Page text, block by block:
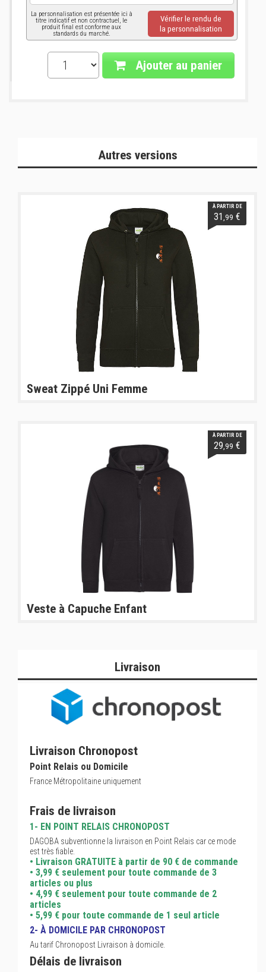
La personnalisation est présentée ici à
titre indicatif et non contractuel, le
produit final est conforme aux
standards du marché.
Vérifier le rendu de
la personnalisation
Ajouter au panier
Autres versions
À PARTIR DE
31 ,99 €
Sweat Zippé Uni Femme
À PARTIR DE
29 ,99 €
Veste à Capuche Enfant
Livraison
Livraison Chronopost
Point Relais ou Domicile
France Métropolitaine uniquement
Frais de livraison
1- EN POINT RELAIS CHRONOPOST
DAGOBA subventionne la livraison en Point Relais car ce mode
est très fiable.
• Livraison GRATUITE à partir de 90 € de commande
• 3,99 € seulement pour toute commande de 3
articles ou plus
• 4,99 € seulement pour toute commande de 2
articles
• 5,99 € pour toute commande de 1 seul article
2- À DOMICILE PAR CHRONOPOST
Au tarif Chronopost Livraison à domicile.
Délais de livraison